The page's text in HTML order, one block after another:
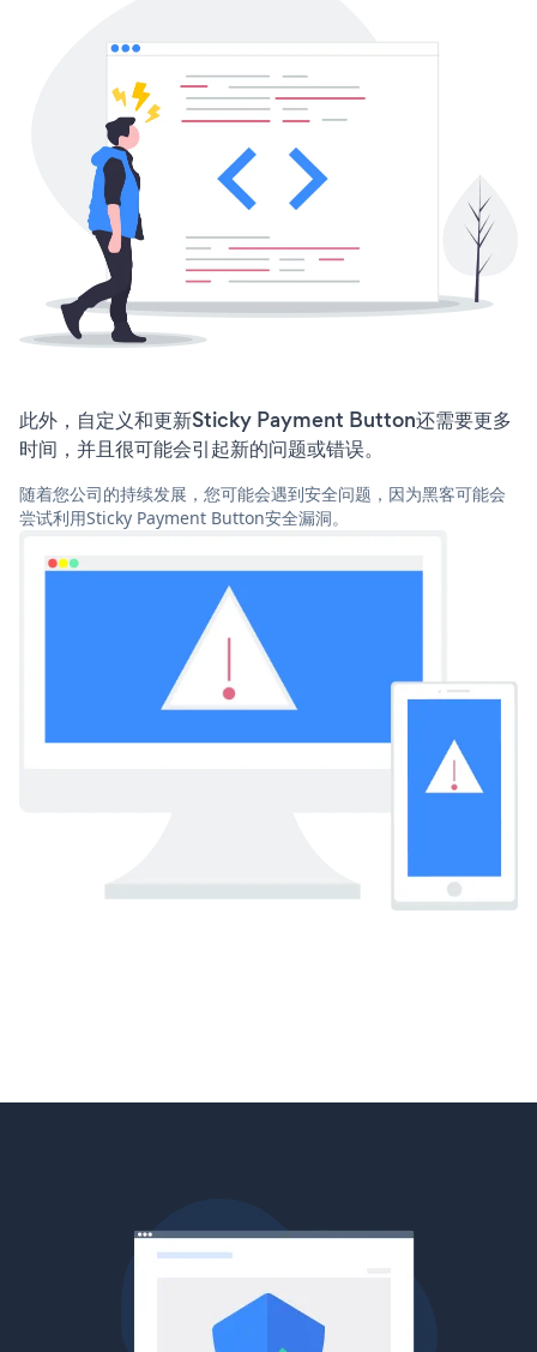
此外，自定义和更新Sticky Payment Button还需要更多
时间，并且很可能会引起新的问题或错误。
随着您公司的持续发展，您可能会遇到安全问题，因为黑客可能会
尝试利用Sticky Payment Button安全漏洞。